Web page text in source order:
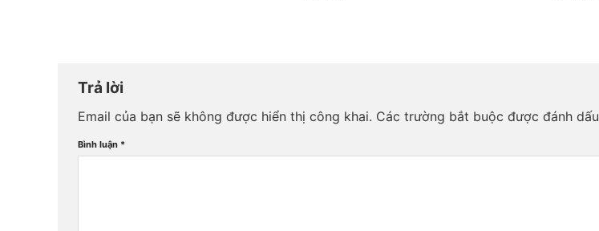
Trả lời
Email của bạn sẽ không được hiển thị công khai. Các trường bắt buộc được đánh dấu
Bình luận *